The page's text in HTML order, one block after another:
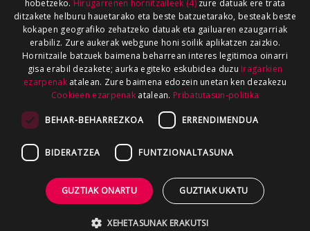
hobetzeko. Hirugarrenen hornitzaileek (4)zure datuak ere trata
ditzakete helburu hauetarako eta beste batzuetarako, besteak beste
kokapen geografiko zehatzeko datuak eta gailuaren ezaugarriak
erabiliz. Zure aukerak webgune honi soilik aplikatzen zaizkio.
Hornitzaile batzuek baimena beharrean interes legitimoa oinarri
gisa erabil dezakete; aurka egiteko eskubidea duzu Iragarkien
ezarpenakatalean. Zure baimena edozein unetan ken dezakezu
Cookieen ezarpenak atalean. Pribatutasun-politika
BEHAR-BEHARREZKOA ERRENDIMENDUA
BIDERATZEA FUNTZIONALTASUNA
GUZTIAK ONARTU GUZTIAK UKATU
XEHETASUNAK ERAKUTSI